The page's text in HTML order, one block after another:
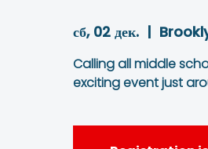
сб, 02 дек.
  |
Calling all middle
exciting event just